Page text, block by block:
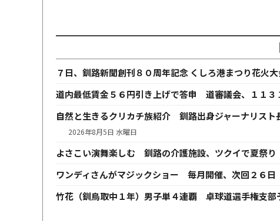
７日、釧路新聞創刊８０周年記念 くしろ港まつり花火大
道内最低賃金５６円引き上げで答申 道審議会、１１３
自然と生きるクリカチ族紹介 釧路出身ジャーナリス
2026年8月5日 水曜日
よさこい演舞楽しむ 釧路の介護施設、ツクイで夏祭り
ワンディさんがマジックショー 毎月開催、次回２６日
竹花（釧鳥取中１年）男子単４連覇 卓球道選手権支部